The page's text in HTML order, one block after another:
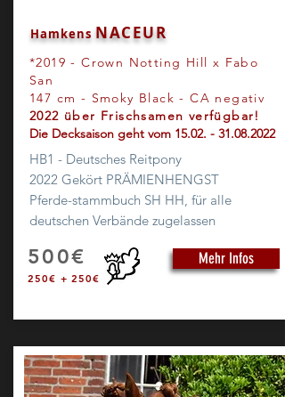
HamkensNACEUR
*2019 - Crown Notting Hill x Fabo
San
147 cm - Smoky Black - CA negativ
2022 über Frischsamen verfügbar!
Die Decksaison geht vom 15.02. - 31.08.2022
HB1 - Deutsches Reitpony
2022 Gekört PRÄMIENHENGST
Pferde-stammbuch SH HH, für alle
deutschen Verbände zugelassen
500€
250€ + 250€
Mehr Infos